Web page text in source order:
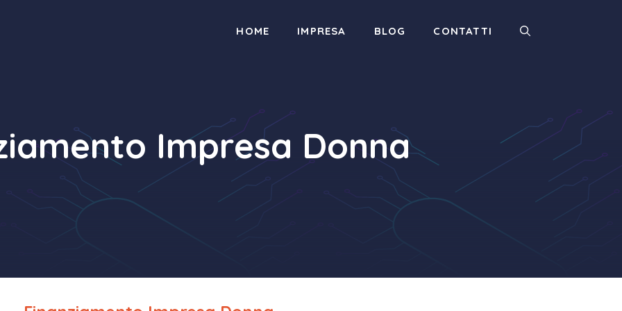
HOME IMPRESA BLOG CONTATTI
Impresa Donna